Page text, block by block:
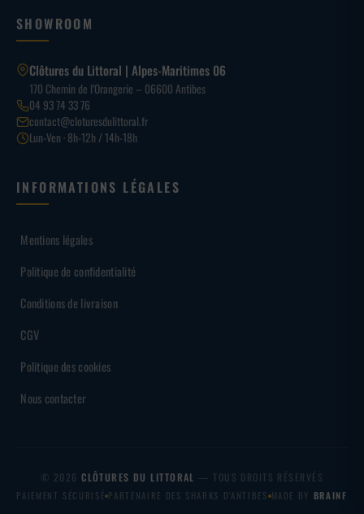
SHOWROOM
Clôtures du Littoral | Alpes-Maritimes 06
170 Chemin de l’Orangerie – 06600 Antibes
04 93 74 33 76
contact@cloturesdulittoral.fr
Lun-Ven · 8h-12h / 14h-18h
INFORMATIONS LÉGALES
Mentions légales
Politique de confidentialité
Conditions de livraison
CGV
Politique des cookies
Nous contacter
© 2026CLÔTURES DU LITTORAL — TOUS DROITS RÉSERVÉS
PAIEMENT SÉCURISÉ PARTENAIRE DES SHARKS D'ANTIBES MADE BY BRAINF